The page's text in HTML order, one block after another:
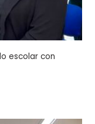
escolar con